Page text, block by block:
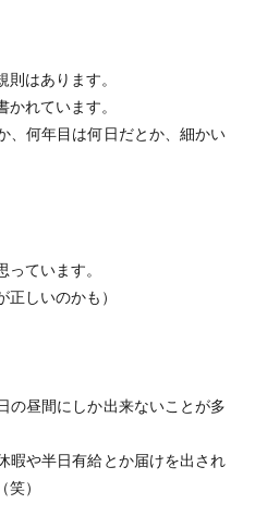
則はあります。
れています。
、何年目は何日だとか、細かい
ています。
正しいのかも）
の昼間にしか出来ないことが多
暇や半日有給とか届けを出され
）